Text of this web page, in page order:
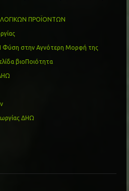
ΠΡΟΪΟΝΤΩΝ
Φύση στην Αγνότερη Μορφή της
βιοΠοιότητα
ΔΗΩ